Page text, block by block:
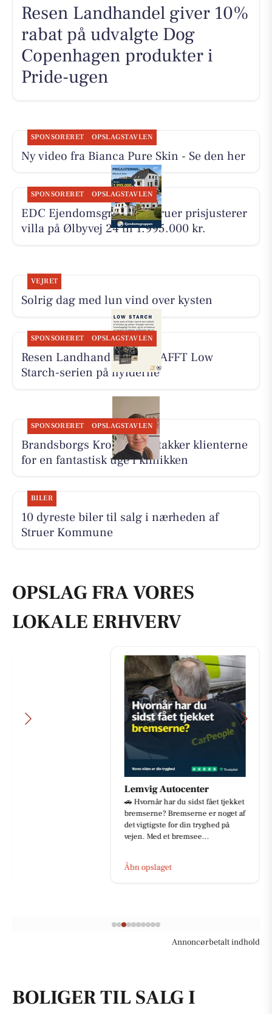
Resen Landhandel giver 10%
rabat på udvalgte Dog
Copenhagen produkter i
Pride-ugen
SPONSORERET OPSLAGSTAVLEN
Ny video fra Bianca Pure Skin - Se den her
SPONSORERET OPSLAGSTAVLEN
EDC Ejen­doms­grup­pen Struer prisjusterer
villa på Ølbyvej 24 til 1.995.000 kr.
VEJRET
Solrig dag med lun vind over kysten
SPONSORERET OPSLAGSTAVLEN
Resen Landhandel har KRAFFT Low
Starch-serien på hylderne
SPONSORERET OPSLAGSTAVLEN
Brandsborgs Kropsterapi takker klienterne
for en fantastisk uge i klinikken
BILER
10 dyreste biler til salg i nærheden af
Struer Kommune
OPSLAG FRA VORES
LOKALE ERHVERV
Lemvig Autocenter
🚗 Hvornår har du sidst fået tjekket
bremserne? Bremserne er noget af
det vigtigste for din tryghed på
vejen. Med et bremsee...
Annoncørbetalt indhold
BOLIGER TIL SALG I